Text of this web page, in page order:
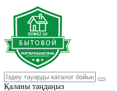
Қаланы таңдаңыз